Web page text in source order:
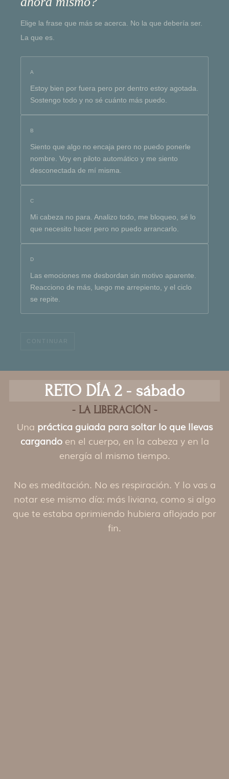
Elige la frase que más se acerca. No la que debería ser.
La que es.
A
Estoy bien por fuera pero por dentro estoy agotada.
Sostengo todo y no sé cuánto más puedo.
B
Siento que algo no encaja pero no puedo ponerle
nombre. Voy en piloto automático y me siento
desconectada de mí misma.
C
Mi cabeza no para. Analizo todo, me bloqueo, sé lo
que necesito hacer pero no puedo arrancarlo.
D
Las emociones me desbordan sin motivo aparente.
Reacciono de más, luego me arrepiento, y el ciclo
se repite.
CONTINUAR
RETO DÍA 2 - sábado
- LA LIBERACIÓN -
Una práctica guiada para soltar lo que llevas
cargandoen el cuerpo, en la cabeza y en la
energía al mismo tiempo.
No es meditación. No es respiración. Y lo vas a
notar ese mismo día: más liviana, como si algo
que te estaba oprimiendo hubiera aflojado por
fin.